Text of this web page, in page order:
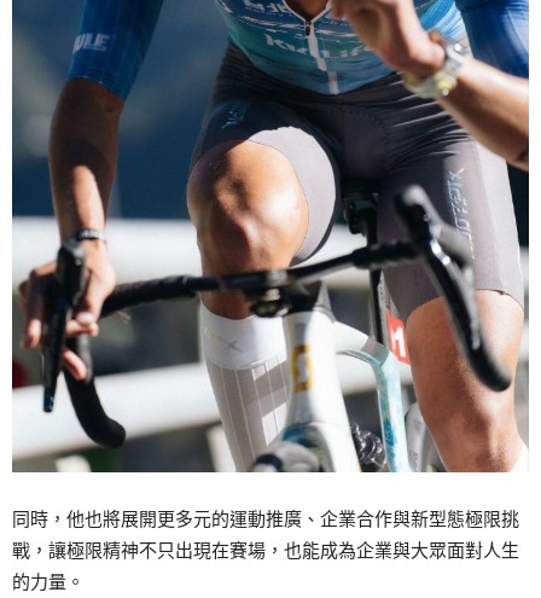
同時，他也將展開更多元的運動推廣、企業合作與新型態極限挑
戰，讓極限精神不只出現在賽場，也能成為企業與大眾面對人生
的力量。